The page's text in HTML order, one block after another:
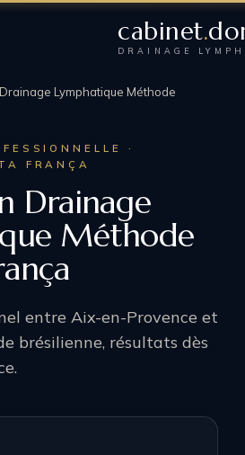
cabinet.
DRAINAGE
Lymphatique Méthode
·
FRANÇA
Drainage
Méthode
entre Aix-en-Provence et
brésilienne, résultats dès